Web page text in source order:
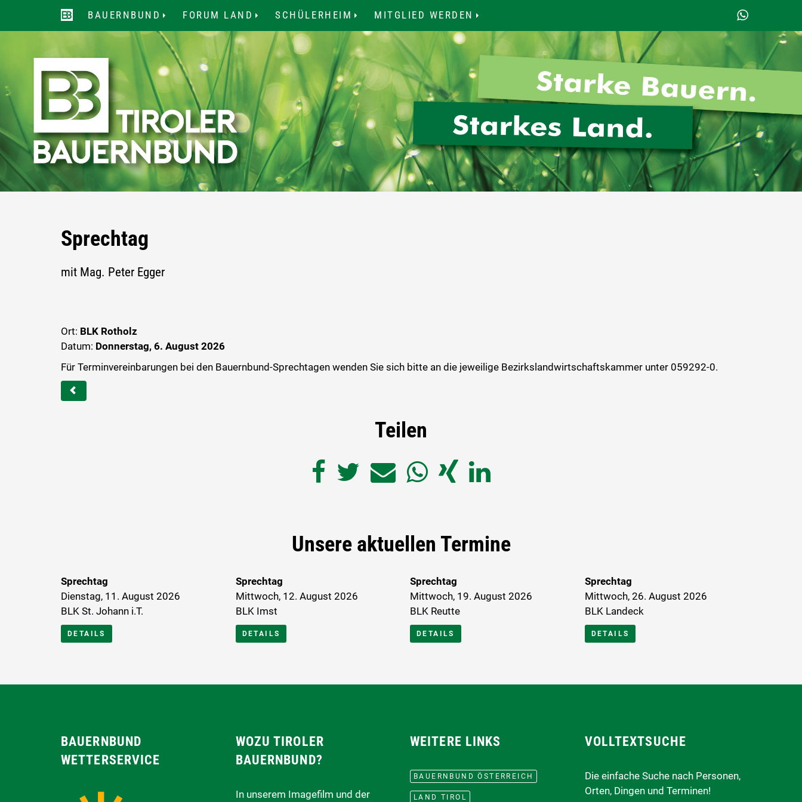
BAUERNBUND FORUM LAND SCHÜLERHEIM MITGLIED WERDEN
Sprechtag
mit Mag. Peter Egger
Ort: BLK Rotholz
Datum: Donnerstag, 6. August 2026
Für Terminvereinbarungen bei den Bauernbund-Sprechtagen wenden Sie sich bitte an die jeweilige Bezirkslandwirtschaftskammer unter 059292-0.
Teilen
Unsere aktuellen Termine
Sprechtag
Dienstag, 11. August 2026
BLK St. Johann i.T.
DETAILS
Sprechtag
Mittwoch, 12. August 2026
BLK Imst
DETAILS
Sprechtag
Mittwoch, 19. August 2026
BLK Reutte
DETAILS
Sprechtag
Mittwoch, 26. August 2026
BLK Landeck
DETAILS
BAUERNBUND
WETTERSERVICE
WOZU TIROLER
BAUERNBUND?
In unserem Imagefilm und der
WEITERE LINKS
BAUERNBUND ÖSTERREICH
LAND TIROL
VOLLTEXTSUCHE
Die einfache Suche nach Personen,
Orten, Dingen und Terminen!